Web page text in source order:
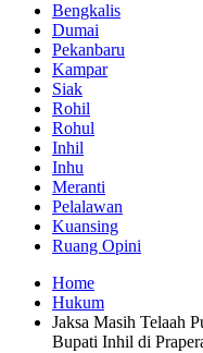
Bengkalis
Dumai
Pekanbaru
Kampar
Siak
Rohil
Rohul
Inhil
Inhu
Meranti
Pelalawan
Kuansing
Ruang Opini
Home
Hukum
Jaksa Masih Telaah
Bupati Inhil di